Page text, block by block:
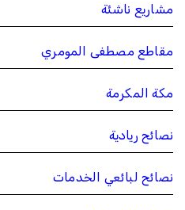
مشاريع ناشئة
مقاطع مصطفى المومري
مكة المكرمة
نصائح ريادية
نصائح لبائعي الخدمات